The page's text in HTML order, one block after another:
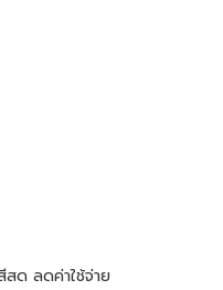
ด ลดค่าใช้จ่าย